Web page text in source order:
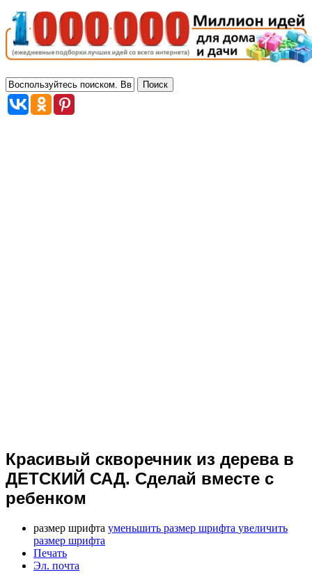
Красивый скворечник из дерева в
ДЕТСКИЙ САД. Сделай вместе с
ребенком
размер шрифта уменьшить размер шрифта увеличить
размер шрифта
Печать
Эл. почта